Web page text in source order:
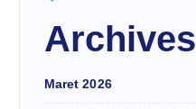
Archives
Maret 2026